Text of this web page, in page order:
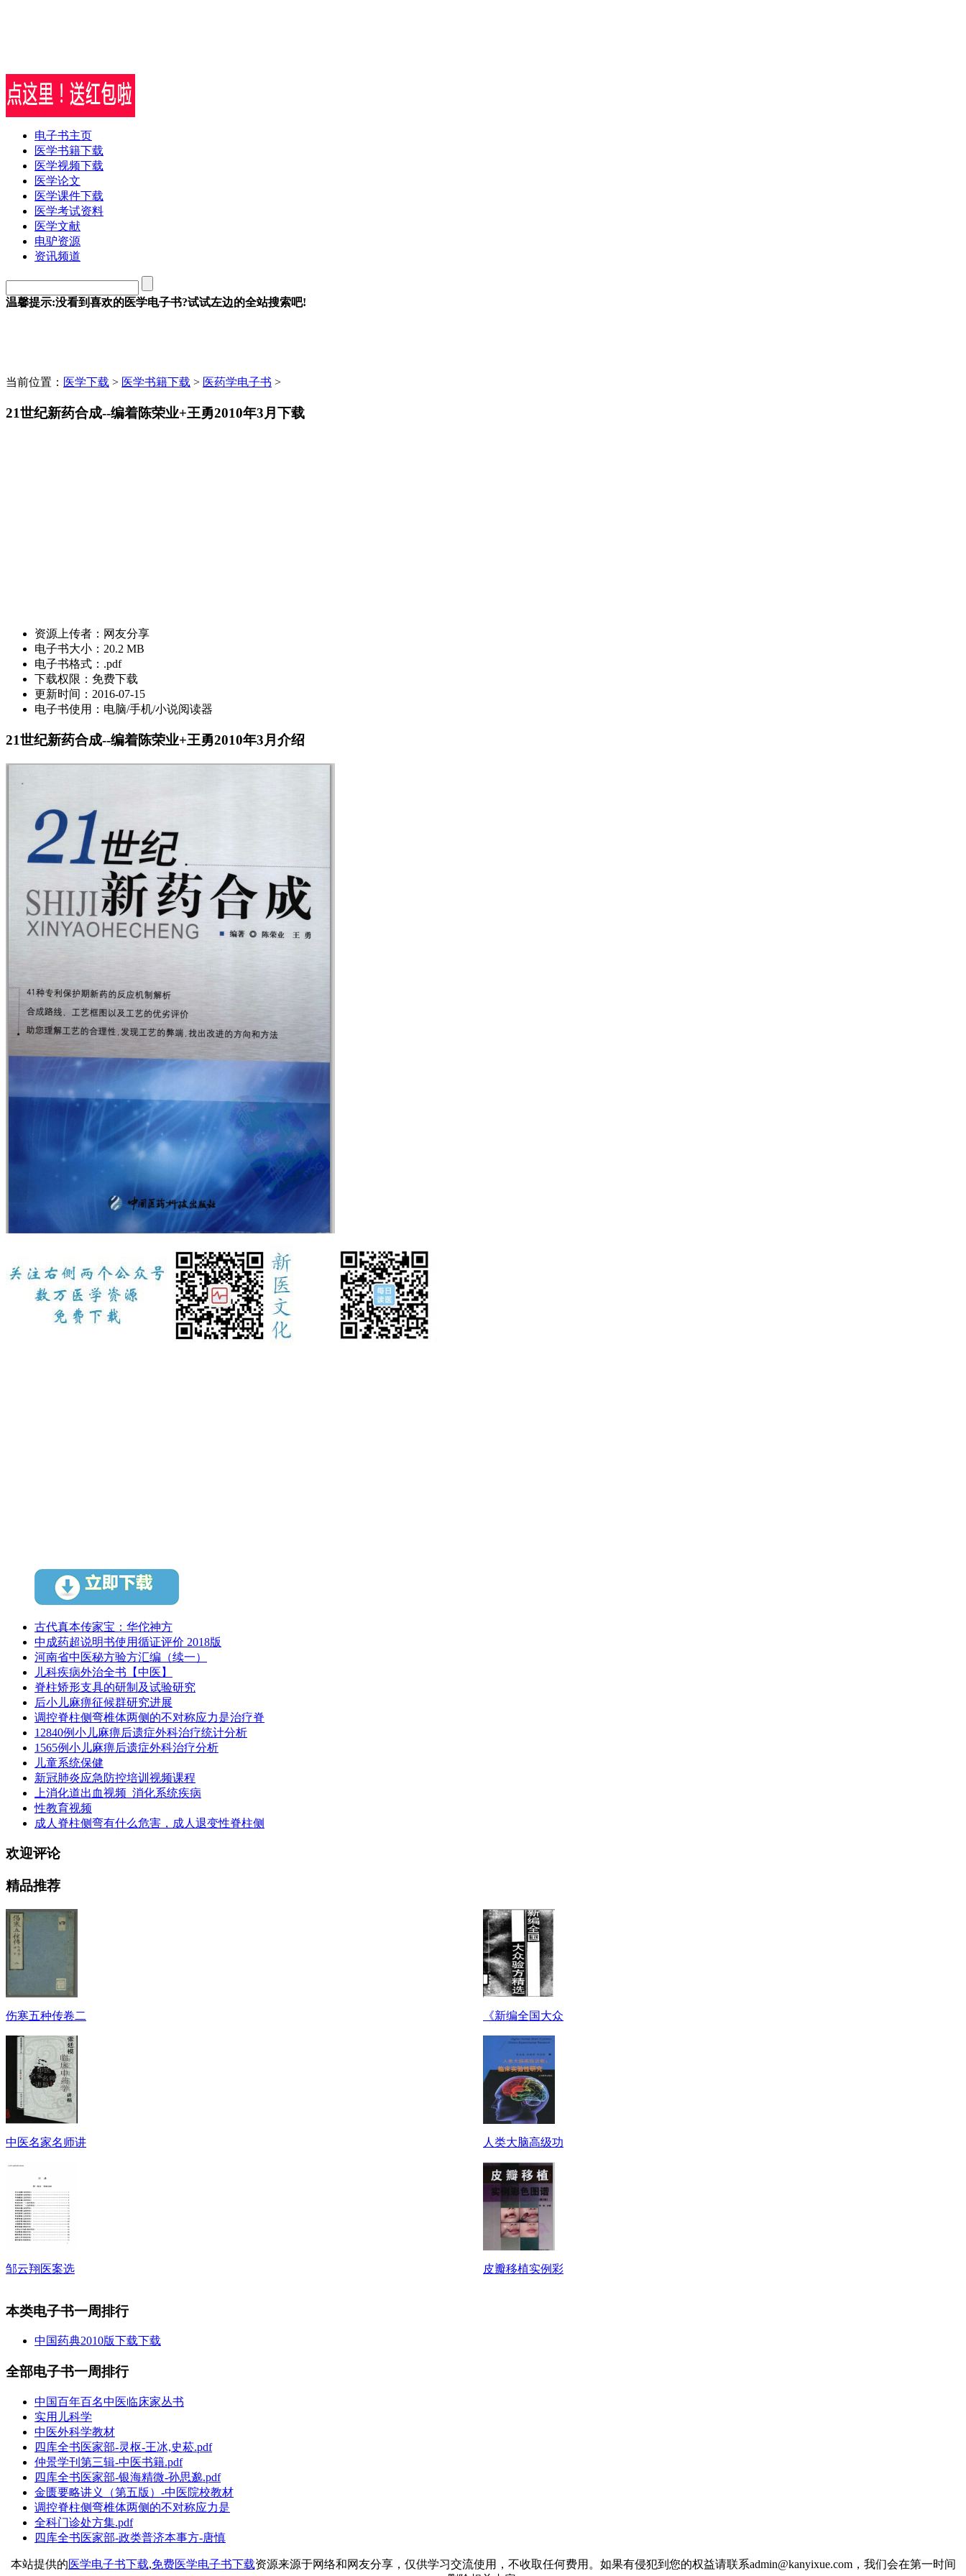
电子书主页
医学书籍下载
医学视频下载
医学论文
医学课件下载
医学考试资料
医学文献
电驴资源
资讯频道
温馨提示:没看到喜欢的医学电子书?试试左边的全站搜索吧!
当前位置： 医学下载 > 医学书籍下载 > 医药学电子书 >
21世纪新药合成--编着陈荣业+王勇2010年3月下载
资源上传者： 网友分享
电子书大小： 20.2 MB
电子书格式： .pdf
下载权限： 免费下载
更新时间： 2016-07-15
电子书使用： 电脑/手机/小说阅读器
21世纪新药合成--编着陈荣业+王勇2010年3月介绍
古代真本传家宝：华佗神方
中成药超说明书使用循证评价 2018版
河南省中医秘方验方汇编（续一）
儿科疾病外治全书【中医】
脊柱矫形支具的研制及试验研究
后小儿麻痹征候群研究进展
调控脊柱侧弯椎体两侧的不对称应力是治疗脊
12840例小儿麻痹后遗症外科治疗统计分析
1565例小儿麻痹后遗症外科治疗分析
儿童系统保健
新冠肺炎应急防控培训视频课程
上消化道出血视频_消化系统疾病
性教育视频
成人脊柱侧弯有什么危害，成人退变性脊柱侧
欢迎评论
精品推荐
伤寒五种传卷二 《新编全国大众
中医名家名师讲 人类大脑高级功
邹云翔医案选 皮瓣移植实例彩
本类电子书一周排行
中国药典2010版下载下载
全部电子书一周排行
中国百年百名中医临床家丛书
实用儿科学
中医外科学教材
四库全书医家部-灵枢-王冰,史菘.pdf
仲景学刊第三辑-中医书籍.pdf
四库全书医家部-银海精微-孙思邈.pdf
金匮要略讲义（第五版）-中医院校教材
调控脊柱侧弯椎体两侧的不对称应力是
全科门诊处方集.pdf
四库全书医家部-政类普济本事方-唐慎
本站提供的医学电子书下载,免费医学电子书下载资源来源于网络和网友分享，仅供学习交流使用，不收取任何费用。如果有侵犯到您的权益请联系admin@kanyixue.com，我们会在第一时间